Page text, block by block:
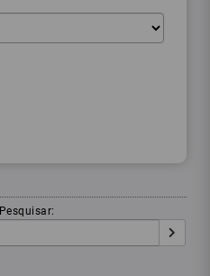
Pesquisar: